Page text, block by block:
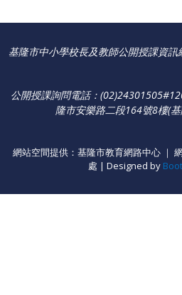
基隆市中小學校長及教師公開授課資訊
公開授課詢問電話：
隆市安樂路二段164號8樓(
網站空間提供：基隆市教育網路中心 ｜
處 | Designed by